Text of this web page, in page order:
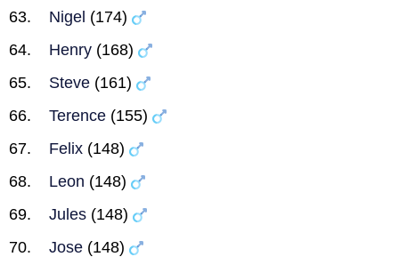
Nigel (174)
Henry (168)
Steve (161)
Terence (155)
Felix (148)
Leon (148)
Jules (148)
Jose (148)